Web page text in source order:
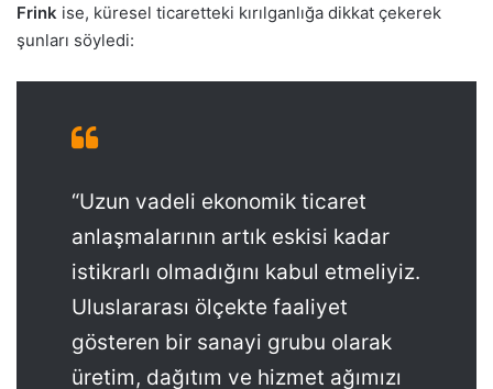
Frink ise, küresel ticaretteki kırılganlığa dikkat çekerek
şunları söyledi:
“Uzun vadeli ekonomik ticaret
anlaşmalarının artık eskisi kadar
istikrarlı olmadığını kabul etmeliyiz.
Uluslararası ölçekte faaliyet
gösteren bir sanayi grubu olarak
üretim, dağıtım ve hizmet ağımızı